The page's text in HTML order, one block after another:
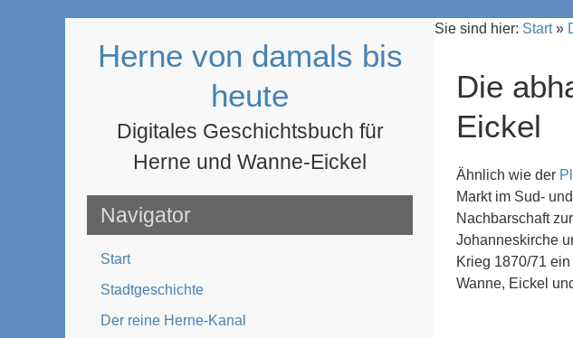
Herne von damals bis
heute
Digitales Geschichtsbuch für
Herne und Wanne-Eickel
Navigator
Start
Stadtgeschichte
Der reine Herne-Kanal
Sie sind hier: Start»
Die
Eickel
Ähnlich wie der
Markt im Sud-
Nachbarschaft
Johanneskirche
Krieg 1870/71
Wanne, Eickel